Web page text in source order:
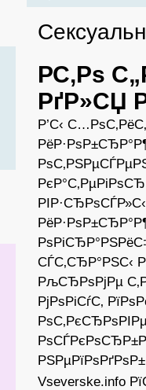
Р­С‚Рѕ
РґР»СЏ
Р’С‹
СЃС‚СЂР°РЅС‹
РљСЂРѕРјРµ
РјРѕРіСѓС‚
Vseverske.info